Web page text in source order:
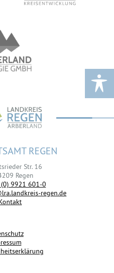
REGEN
Str. 16
Regen
9921 601-0
regen.de